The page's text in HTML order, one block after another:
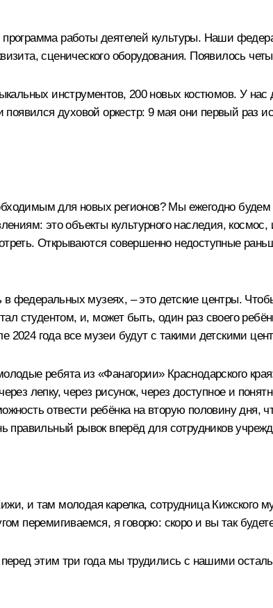
работы деятелей культуры. Наши
сценического оборудования. Появилось
инструментов, 200 новых костюмов. У
духовой оркестр: 9 мая они первый раз
для новых регионов? Мы ежегодно
это объекты культурного наследия,
Открываются совершенно недоступные
федеральных музеях, – это детские центры.
студентом, и, может быть, один раз своего
2024 года все музеи будут с такими детскими
ребята из «Фанагории» Краснодарского
лепку, через рисунок, через доступное и
отвести ребёнка на вторую половину дня,
правильный рывок вперёд для сотрудников
и там молодая карелка, сотрудница Кижского
перемигиваемся, я говорю: скоро и вы так
этим три года мы трудились с нашими